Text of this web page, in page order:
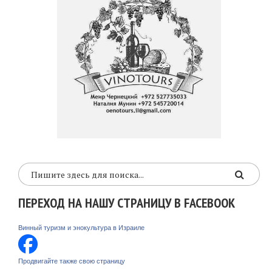
ПЕРЕХОД НА НАШУ СТРАНИЦУ В FACEBOOK
Винный туризм и энокультура в Израиле
Продвигайте также свою страницу